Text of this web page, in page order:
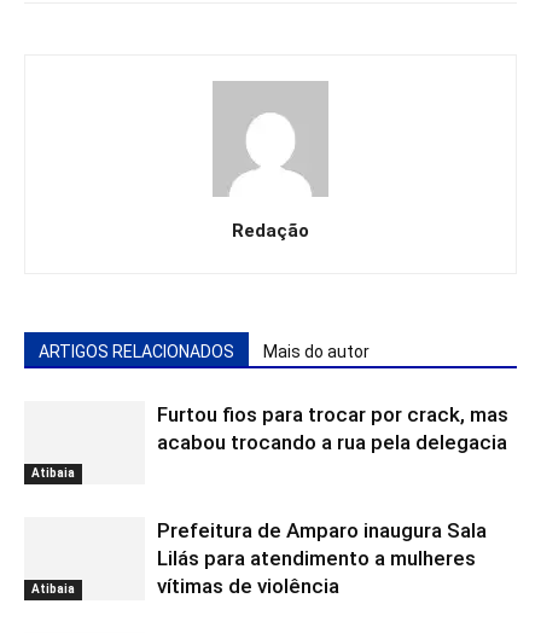
Redação
ARTIGOS RELACIONADOS Mais do autor
Atibaia
Furtou fios para trocar por crack, mas
acabou trocando a rua pela delegacia
Atibaia
Prefeitura de Amparo inaugura Sala
Lilás para atendimento a mulheres
vítimas de violência